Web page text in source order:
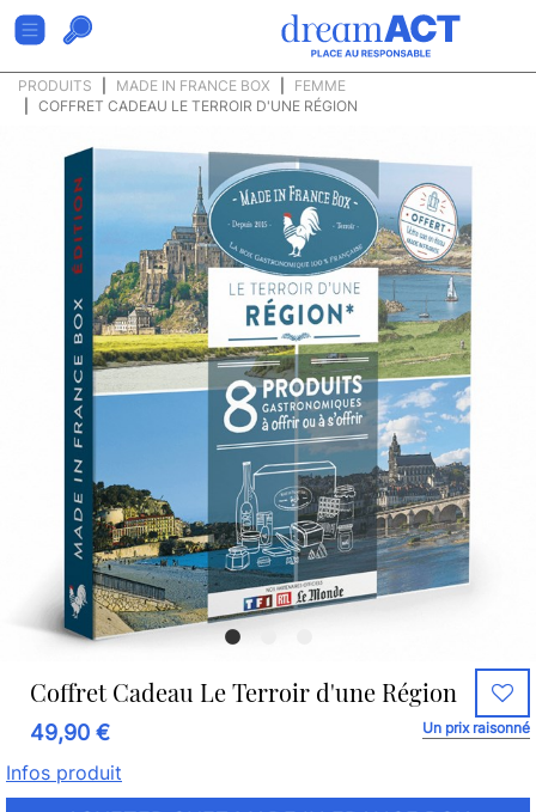
PRODUITS MADE IN FRANCE BOX
FEMME
COFFRET CADEAU LE TERROIR D'UNE RÉGION
Coffret Cadeau Le Terroir d'une Région
49,90 € Un prix raisonné
Infos produit